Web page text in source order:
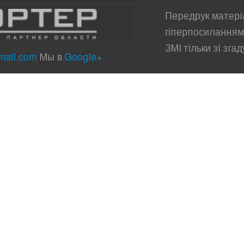
Мы вGoogle+
Передрук
ЗМІ тільки зі